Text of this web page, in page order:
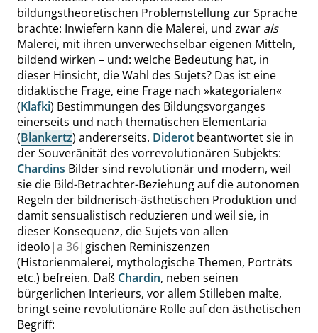
bildungstheoretischen Problemstellung zur Sprache
brachte: Inwiefern kann die Malerei, und zwar als
Malerei, mit ihren unverwechselbar eigenen Mitteln,
bildend wirken – und: welche Bedeutung hat, in
dieser Hinsicht, die Wahl des Sujets? Das ist eine
didaktische Frage, eine Frage nach »kategorialen«
(Klafki) Bestimmungen des Bildungsvorganges
einerseits und nach thematischen Elementaria
(Blankertz) andererseits. Diderot beantwortet sie in
der Souveränität des vorrevolutionären Subjekts:
Chardins Bilder sind revolutionär und modern, weil
sie die Bild-Betrachter-Beziehung auf die autonomen
Regeln der bildnerisch-ästhetischen Produktion und
damit sensualistisch reduzieren und weil sie, in
dieser Konsequenz, die Sujets von allen
ideolo |a 36| gischen Reminiszenzen
(Historienmalerei, mythologische Themen, Porträts
etc.) befreien. Daß Chardin, neben seinen
bürgerlichen Interieurs, vor allem Stilleben malte,
bringt seine revolutionäre Rolle auf den ästhetischen
Begriff: